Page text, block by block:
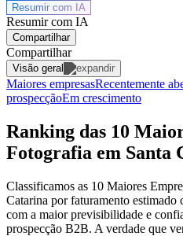
Resumir com IA
Resumir com IA
Compartilhar
Compartilhar
Visão geral
Maiores empresasRecentemente
prospecçãoEm crescimento
Ranking das 10
Fotografia em Santa
Classificamos as 10 Maiores
Catarina por faturamento
com a maior previsibilidade e
prospecção B2B. A verdade que